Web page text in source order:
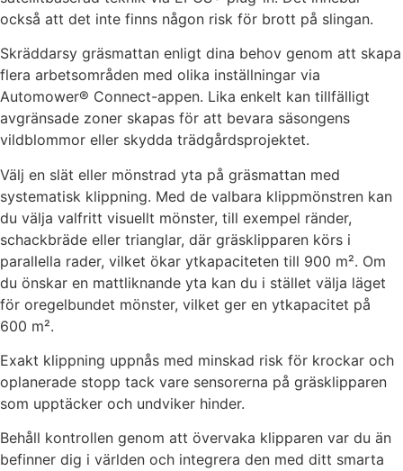
också att det inte finns någon risk för brott på slingan.
Skräddarsy gräsmattan enligt dina behov genom att skapa
flera arbetsområden med olika inställningar via
Automower® Connect-appen. Lika enkelt kan tillfälligt
avgränsade zoner skapas för att bevara säsongens
vildblommor eller skydda trädgårdsprojektet.
Välj en slät eller mönstrad yta på gräsmattan med
systematisk klippning. Med de valbara klippmönstren kan
du välja valfritt visuellt mönster, till exempel ränder,
schackbräde eller trianglar, där gräsklipparen körs i
parallella rader, vilket ökar ytkapaciteten till 900 m². Om
du önskar en mattliknande yta kan du i stället välja läget
för oregelbundet mönster, vilket ger en ytkapacitet på
600 m².
Exakt klippning uppnås med minskad risk för krockar och
oplanerade stopp tack vare sensorerna på gräsklipparen
som upptäcker och undviker hinder.
Behåll kontrollen genom att övervaka klipparen var du än
befinner dig i världen och integrera den med ditt smarta